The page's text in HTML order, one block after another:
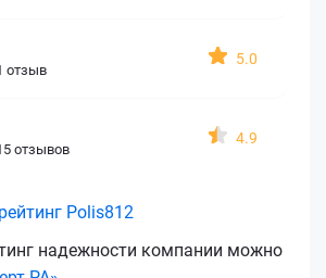
отзыв
5.0
отзывов
4.9
Polis812
надежности компании можно